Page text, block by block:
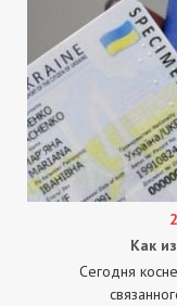
Как
Сегодня